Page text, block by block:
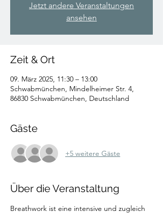
Jetzt andere Veranstaltungen
ansehen
Zeit & Ort
09. März 2025, 11:30 – 13:00
Schwabmünchen, Mindelheimer Str. 4,
86830 Schwabmünchen, Deutschland
Gäste
+5 weitere Gäste
Über die Veranstaltung
Breathwork ist eine intensive und zugleich